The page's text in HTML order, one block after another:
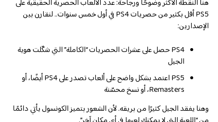
هنا النقطة الأكثر وضوحًا ورجاحة: عدد الألعاب الحصرية الحقيقية على
PS5 أقل بكثير من حصريات PS4 في أول خمس سنوات.. لنقارن بين
الإصدارين:
PS4 حصل على عشرات الحصريات “الكاملة” التي شكّلت هوية
الجيل
PS5 اعتمد بشكل واضح على ألعاب تصدر على PS4 أيضًا، أو
Remasters، أو نسخ محسّنة
وهنا يفقد الجيل كثيرًا من بريقه. لأن الشعور بتميز الكونسول يأتي دائمًا